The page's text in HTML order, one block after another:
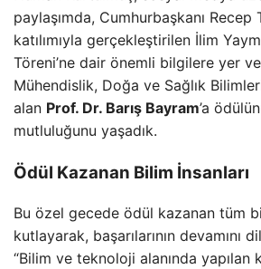
paylaşımda, Cumhurbaşkanı Recep
katılımıyla gerçekleştirilen İlim
Töreni’ne dair önemli bilgilere yer
Mühendislik, Doğa ve Sağlık
alan Prof. Dr. Barış Bayram’a
mutluluğunu yaşadık.
Ödül Kazanan Bilim İnsanları
Bu özel gecede ödül kazanan tüm
kutlayarak, başarılarının devamını
“Bilim ve teknoloji alanında yapılan